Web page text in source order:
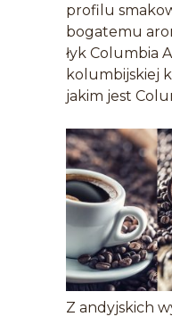
profilu
bogatemu
łyk Columbia
kolumbijskiej
jakim jest
Z andyjskich